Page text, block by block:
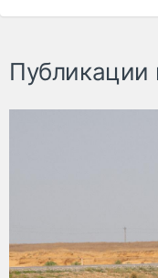
Публикации